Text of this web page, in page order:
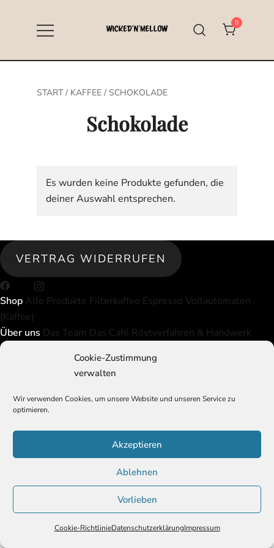
Cookie-Zustimmung
verwalten
Wir verwenden Cookies, um unsere Website und unseren Service zu
optimieren.
Akzeptieren
Ablehnen
Vorlieben
Cookie-RichtlinieDatenschutzerklärungImpressum
springen
Bamberg
0
START/ KAFFEE / SCHOKOLADE
Schokolade
Es wurden keine Produkte gefunden, die
deiner Auswahl entsprechen.
VERTRAG WIDERRUFEN
Shop Alle Produkte Filterkaffee Espresso Vollautomaten
(Kaffee)
Über uns Das Team Das Café Röstverfahren & Handwerk
Öffnungszeiten / Kontakt
VersandRichtige Zubereitung
DatenschutzAGB
© 2026 Wicked'n'Mellow